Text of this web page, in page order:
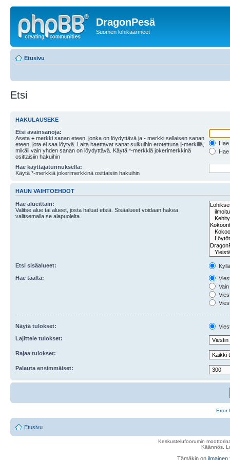
DragonPesä
Suomen lohikäärmeet
Etusivu
Etsi
HAKULAUSEKE
Etsi avainsanoja:
Aseta + merkki sanan eteen, jonka on löydyttävä ja - merkki sellaisen sanan
eteen, jota ei saa löytyä. Laita haettavat sanat sulkuihin erotettuna |-merkillä,
mikäli vain yhden sanan on löydyttävä. Käytä *-merkkiä jokerimerkkinä
osittaisiin hakuihin
Hae käyttäjätunnuksella:
Käytä *-merkkiä jokerimerkkinä osittaisiin hakuihin
HAUN VAIHTOEHDOT
Hae alueittain:
Valitse alue tai alueet, josta haluat etsiä. Sisäalueet voidaan hakea
valitsemalla se alapuolelta.
Etsi sisäalueet:
Hae täältä:
Näytä tulokset:
Lajittele tulokset:
Rajaa tulokset:
Palauta ensimmäiset:
Error
Etusivu
Keskustelufoorumin
Käännös,
Tämäkin on ilmainen